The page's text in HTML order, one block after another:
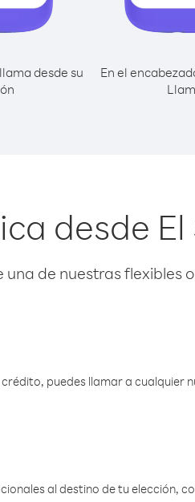
desde su
En el
desde
de nuestras flexibles
puedes llamar a cualquier
al destino de tu elección,